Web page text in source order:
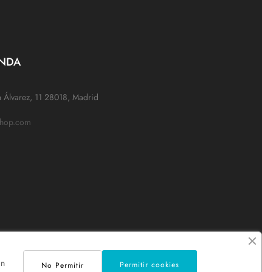
11 28018, Madrid
Permitir cookies
No Permitir